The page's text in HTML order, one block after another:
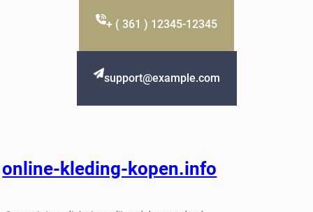
+ ( 361 ) 12345-12345
support@example.com
online-kleding-kopen.info